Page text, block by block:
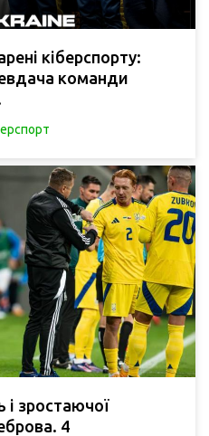
кіберспорту:
команди
і зростаючої
4